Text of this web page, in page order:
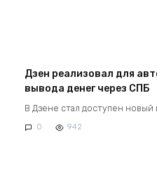
Дзен реализовал для
вывода денег через СПБ
В Дзене стал доступен
0 942